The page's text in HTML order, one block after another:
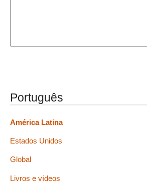
Português
América Latina
Estados Unidos
Global
Livros e vídeos